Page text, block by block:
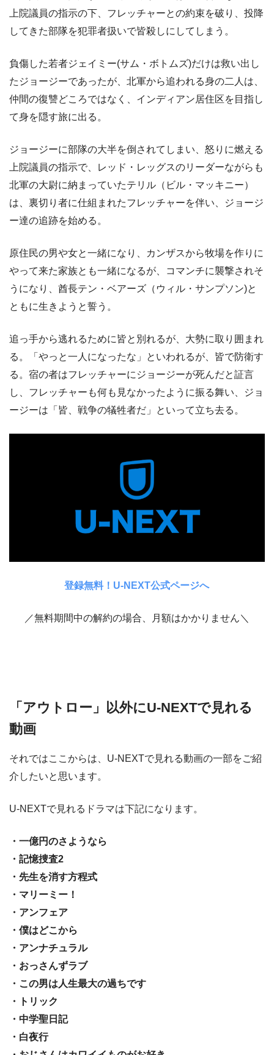
上院議員の指示の下、フレッチャーとの約束を破り、投降
してきた部隊を犯罪者扱いで皆殺しにしてしまう。
負傷した若者ジェイミー(サム・ボトムズ)だけは救い出し
たジョージーであったが、北軍から追われる身の二人は、
仲間の復讐どころではなく、インディアン居住区を目指し
て身を隠す旅に出る。
ジョージーに部隊の大半を倒されてしまい、怒りに燃える
上院議員の指示で、レッド・レッグスのリーダーながらも
北軍の大尉に納まっていたテリル（ビル・マッキニー）
は、裏切り者に仕組まれたフレッチャーを伴い、ジョージ
ー達の追跡を始める。
原住民の男や女と一緒になり、カンザスから牧場を作りに
やって来た家族とも一緒になるが、コマンチに襲撃されそ
うになり、酋長テン・ベアーズ（ウィル・サンプソン)と
ともに生きようと誓う。
追っ手から逃れるために皆と別れるが、大勢に取り囲まれ
る。「やっと一人になったな」といわれるが、皆で防衛す
る。宿の者はフレッチャーにジョージーが死んだと証言
し、フレッチャーも何も見なかったように振る舞い、ジョ
ージーは「皆、戦争の犠牲者だ」といって立ち去る。
登録無料！U-NEXT公式ページへ
／無料期間中の解約の場合、月額はかかりません＼
「アウトロー」以外にU-NEXTで見れる
動画
それではここからは、U-NEXTで見れる動画の一部をご紹
介したいと思います。
U-NEXTで見れるドラマは下記になります。
・一億円のさようなら
・記憶捜査2
・先生を消す方程式
・マリーミー！
・アンフェア
・僕はどこから
・アンナチュラル
・おっさんずラブ
・この男は人生最大の過ちです
・トリック
・中学聖日記
・白夜行